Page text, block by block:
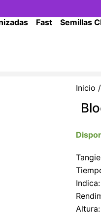
Fast Semillas
Inicio /